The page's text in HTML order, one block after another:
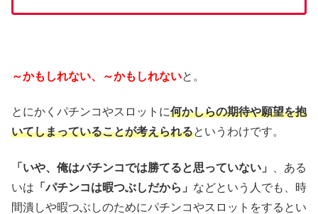
～かもしれない、～かもしれないと。
とにかくパチンコやスロットに何かしらの期待や願望を抱
いてしまっていることが考えられるというわけです。
「いや、俺はパチンコでは勝てると思っていない」
、ある
いは 「パチンコは暇つぶしだから」 などという人でも、時
間潰しや暇つぶしのためにパチンコやスロットをするとい